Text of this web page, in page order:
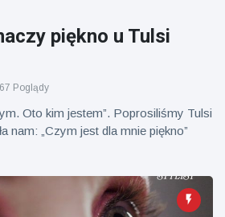
piękno u Tulsi
Poglądy
Oto kim jestem”. Poprosiliśmy Tulsi
nam: „Czym jest dla mnie piękno”